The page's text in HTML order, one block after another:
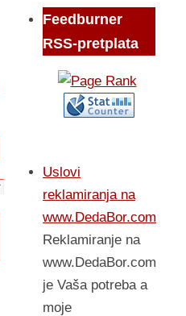
Feedburner
RSS-pretplata
Uslovi
reklamiranja na
www.DedaBor.com
Reklamiranje na
www.DedaBor.com
je Vaša potreba a
moje